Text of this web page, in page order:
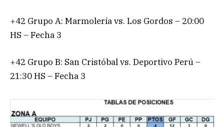
+42 Grupo A: Marmolería vs. Los Gordos – 20:00
HS – Fecha 3
+42 Grupo B: San Cristóbal vs. Deportivo Perú –
21:30 HS – Fecha 3